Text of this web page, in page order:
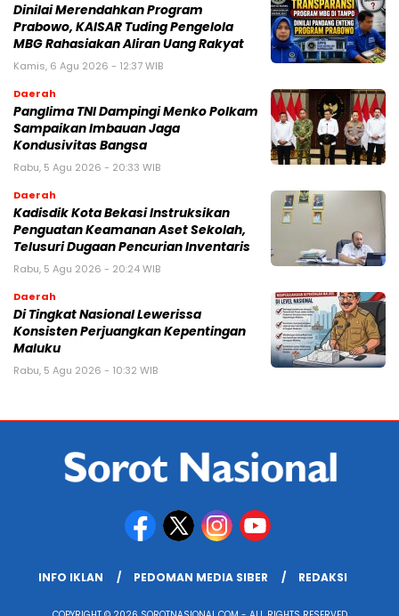
Dinilai Merendahkan Program
Prabowo, KAISAR Tuding Pengelola
MBG Rahasiakan Aliran Uang Rakyat
Kamis, 6 Agu 2026 - 12:37 WIB
Daerah
Panglima TNI Dampingi Menko Polkam
Sampaikan Imbauan Jaga
Kondusivitas Bangsa
Rabu, 5 Agu 2026 - 20:33 WIB
Daerah
Kadisdik Kota Bekasi Instruksikan
Penguatan Keamanan Aset Sekolah,
Telusuri Dugaan Pencurian Inventaris
Rabu, 5 Agu 2026 - 20:24 WIB
Daerah
Di Tingkat Nasional Lewerissa
Konsisten Perjuangkan Kepentingan
Maluku
Rabu, 5 Agu 2026 - 10:32 WIB
INFO IKLAN PEDOMAN MEDIA SIBER REDAKSI